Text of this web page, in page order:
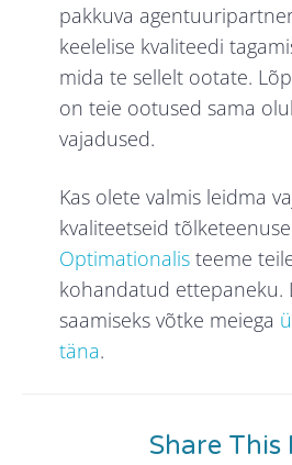
pakkuva
keelelise kvaliteedi
mida te sellelt ootate.
on teie ootused sama
vajadused.
Kas olete valmis leidma
kvaliteetseid
Optimationalis teeme
kohandatud ettepaneku.
saamiseks võtke meiega
täna.
Share This